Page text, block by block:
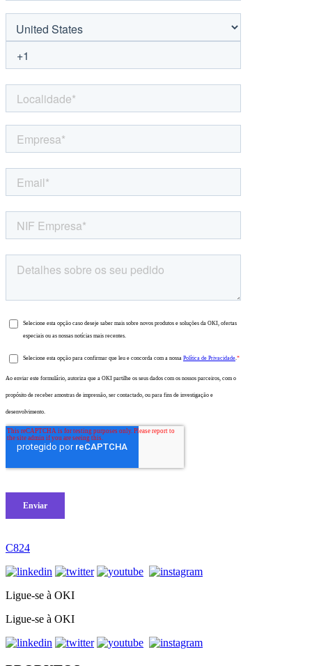
C824
Ligue-se à OKI
Ligue-se à OKI